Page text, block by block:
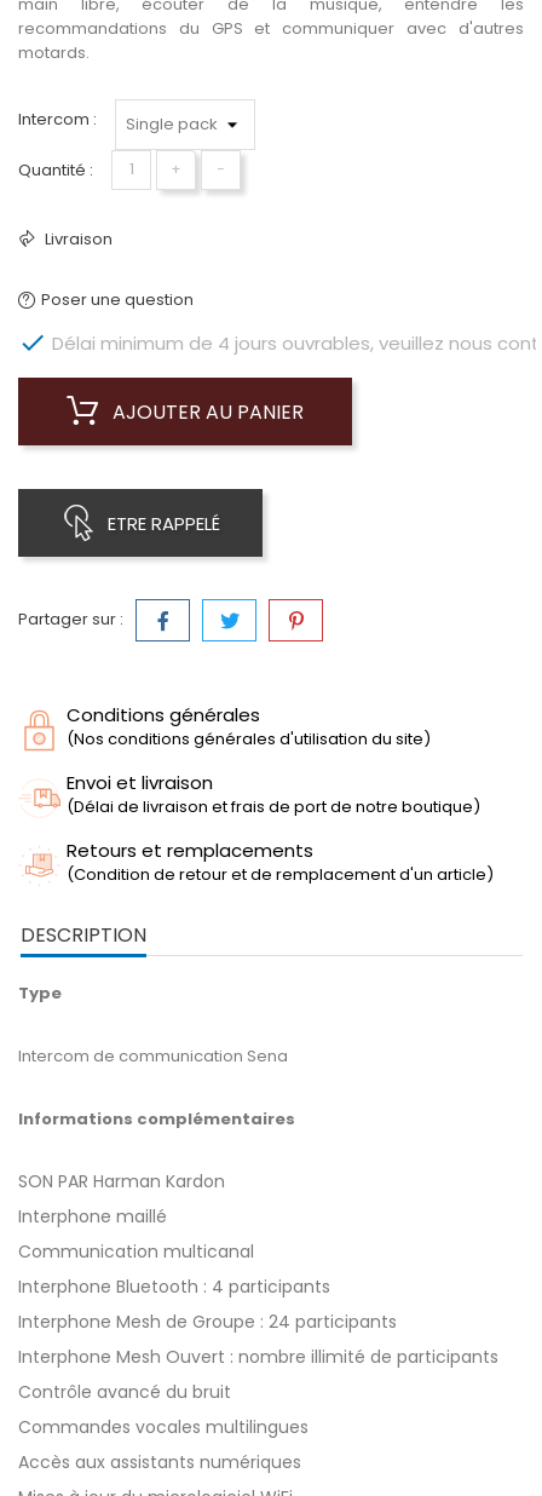
recommandations du GPS et communiquer avec d'autres
motards.
Intercom :
Quantité : + −
Livraison
Poser une question
 Délai minimum de 4 jours ouvrables, veuillez nous
AJOUTER AU PANIER
ETRE RAPPELÉ
Partager sur :
Conditions générales
(Nos conditions générales d'utilisation du site)
Envoi et livraison
(Délai de livraison et frais de port de notre boutique)
Retours et remplacements
(Condition de retour et de remplacement d'un article)
DESCRIPTION
Type
Intercom de communication Sena
Informations complémentaires
SON PAR Harman Kardon
Interphone maillé
Communication multicanal
Interphone Bluetooth : 4 participants
Interphone Mesh de Groupe : 24 participants
Interphone Mesh Ouvert : nombre illimité de participants
Contrôle avancé du bruit
Commandes vocales multilingues
Accès aux assistants numériques